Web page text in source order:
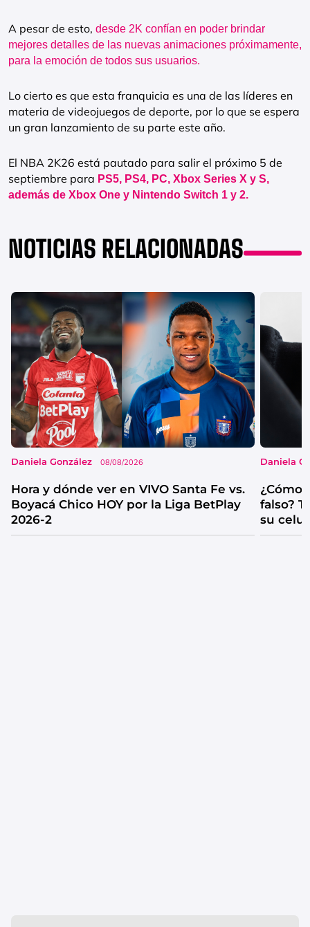
A pesar de esto, desde 2K confían en poder brindar
mejores detalles de las nuevas animaciones próximamente,
para la emoción de todos sus usuarios.
Lo cierto es que esta franquicia es una de las líderes en
materia de videojuegos de deporte, por lo que se espera
un gran lanzamiento de su parte este año.
El NBA 2K26 está pautado para salir el próximo 5 de
septiembre para PS5, PS4, PC, Xbox Series X y S,
además de Xbox One y Nintendo Switch 1 y 2.
NOTICIAS RELACIONADAS
Daniela González 08/08/2026
Hora y dónde ver en VIVO Santa Fe vs.
Boyacá Chico HOY por la Liga BetPlay
2026-2
Daniela
¿Cómo
falso?
su